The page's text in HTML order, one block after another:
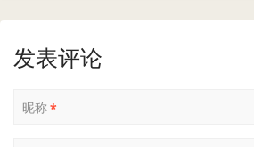
发表评论
昵称*